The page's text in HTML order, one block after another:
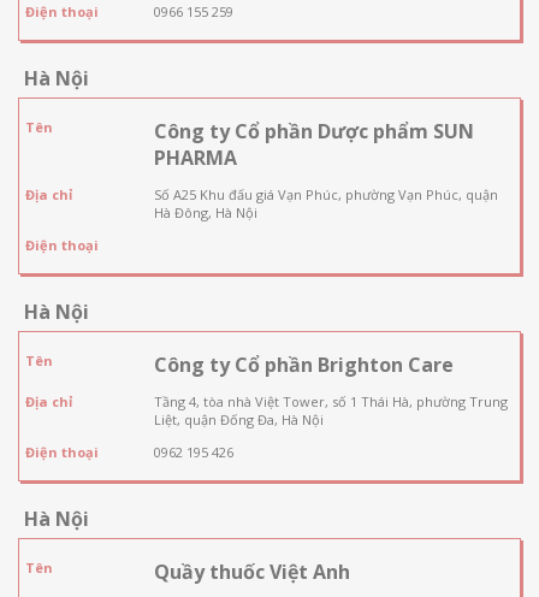
Điện thoại
0966 155 259
Hà Nội
Tên
Công ty Cổ phần Dược phẩm SUN
PHARMA
Địa chỉ
Số A25 Khu đấu giá Vạn Phúc, phường Vạn Phúc, quận
Hà Đông, Hà Nội
Điện thoại
Hà Nội
Tên Công ty Cổ phần Brighton Care
Địa chỉ
Tầng 4, tòa nhà Việt Tower, số 1 Thái Hà, phường Trung
Liệt, quận Đống Đa, Hà Nội
Điện thoại
0962 195 426
Hà Nội
Tên Quầy thuốc Việt Anh